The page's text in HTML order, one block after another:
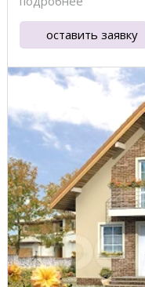
оставить заявку